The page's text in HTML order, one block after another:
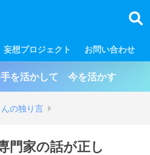
妄想プロジェクト お問い合わせ
を活かして 今を活かす
の独り言
門家の話が正し